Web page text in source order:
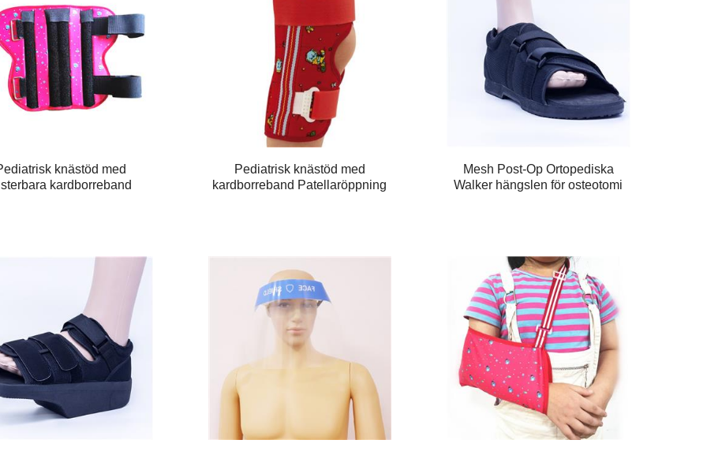
knästöd med
kardborreband
Pediatrisk knästöd med
kardborreband Patellaröppning
Mesh Post-Op Ortopediska
Walker hängslen för osteotomi